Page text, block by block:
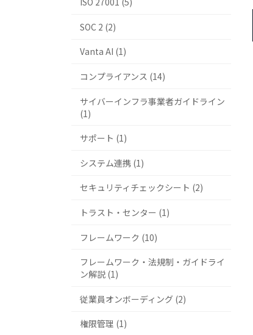
SOC 2 (2)
Vanta AI (1)
コンプライアンス (14)
サイバーインフラ事業者ガイドライン
(1)
サポート (1)
システム連携 (1)
セキュリティチェックシート (2)
トラスト・センター (1)
フレームワーク (10)
フレームワーク・法規制・ガイドライ
ン解説 (1)
従業員オンボーディング (2)
権限管理 (1)